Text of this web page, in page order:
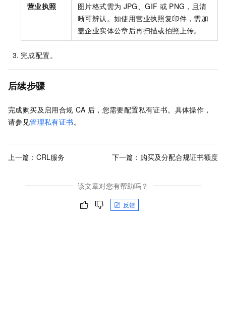
营业执照
图片格式需为 JPG、GIF 或 PNG，且清
晰可辨认。如使用营业执照复印件，需加
盖企业实体公章后再扫描或拍照上传。
完成配置。
后续步骤
完成购买及启用合规 CA 后，您需要配置私有证书。具体操作，
请参见管理私有证书 。
上一篇： CRL服务 下一篇： 购买及分配合规证书额度
该文章对您有帮助吗？
反馈